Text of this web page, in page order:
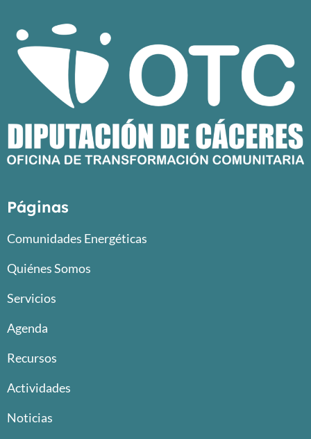
Páginas
Comunidades Energéticas
Quiénes Somos
Servicios
Agenda
Recursos
Actividades
Noticias